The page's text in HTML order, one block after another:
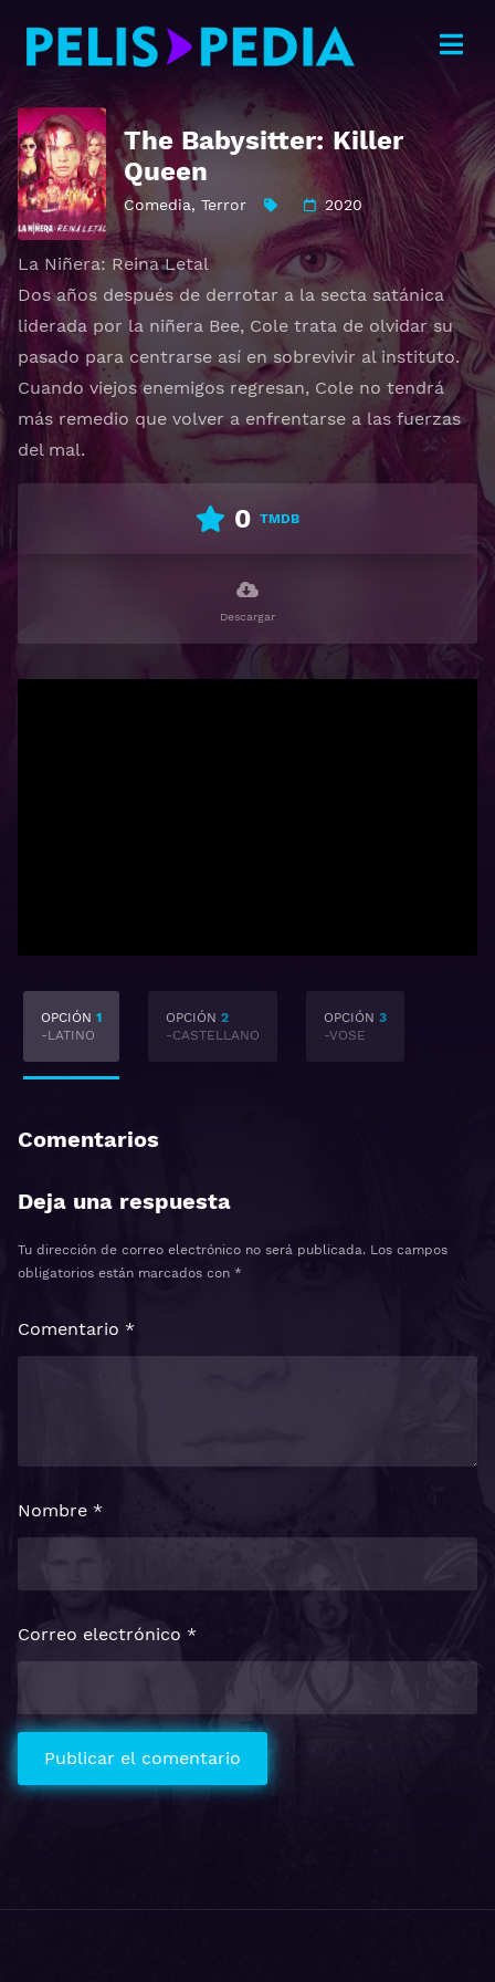
The Babysitter: Killer
Queen
Comedia, Terror 2020
La Niñera: Reina Letal
Dos años después de derrotar a la secta satánica
liderada por la niñera Bee, Cole trata de olvidar su
pasado para centrarse así en sobrevivir al instituto.
Cuando viejos enemigos regresan, Cole no tendrá
más remedio que volver a enfrentarse a las fuerzas
del mal.
0 TMDB
Descargar
OPCIÓN 1
-LATINO
OPCIÓN 2
-CASTELLANO
OPCIÓN 3
-VOSE
Comentarios
Deja una respuesta
Tu dirección de correo electrónico no será publicada. Los campos
obligatorios están marcados con *
Comentario *
Nombre *
Correo electrónico *